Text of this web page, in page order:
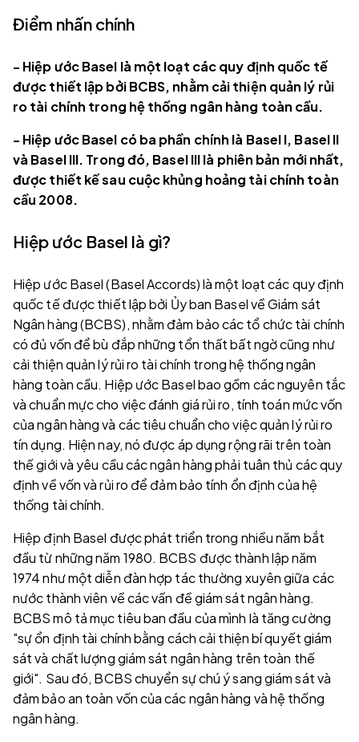
Điểm nhấn chính
- Hiệp ước Basel là một loạt các quy định quốc tế
được thiết lập bởi BCBS, nhằm cải thiện quản lý rủi
ro tài chính trong hệ thống ngân hàng toàn cầu.
- Hiệp ước Basel có ba phần chính là Basel I, Basel II
và Basel III. Trong đó, Basel III là phiên bản mới nhất,
được thiết kế sau cuộc khủng hoảng tài chính toàn
cầu 2008.
Hiệp ước Basel là gì?
Hiệp ước Basel (Basel Accords) là một loạt các quy định
quốc tế được thiết lập bởi Ủy ban Basel về Giám sát
Ngân hàng (BCBS), nhằm đảm bảo các tổ chức tài chính
có đủ vốn để bù đắp những tổn thất bất ngờ cũng như
cải thiện quản lý rủi ro tài chính trong hệ thống ngân
hàng toàn cầu. Hiệp ước Basel bao gồm các nguyên tắc
và chuẩn mực cho việc đánh giá rủi ro, tính toán mức vốn
của ngân hàng và các tiêu chuẩn cho việc quản lý rủi ro
tín dụng. Hiện nay, nó được áp dụng rộng rãi trên toàn
thế giới và yêu cầu các ngân hàng phải tuân thủ các quy
định về vốn và rủi ro để đảm bảo tính ổn định của hệ
thống tài chính.
Hiệp định Basel được phát triển trong nhiều năm bắt
đầu từ những năm 1980. BCBS được thành lập năm
1974 như một diễn đàn hợp tác thường xuyên giữa các
nước thành viên về các vấn đề giám sát ngân hàng.
BCBS mô tả mục tiêu ban đầu của mình là tăng cường
"sự ổn định tài chính bằng cách cải thiện bí quyết giám
sát và chất lượng giám sát ngân hàng trên toàn thế
giới". Sau đó, BCBS chuyển sự chú ý sang giám sát và
đảm bảo an toàn vốn của các ngân hàng và hệ thống
ngân hàng.